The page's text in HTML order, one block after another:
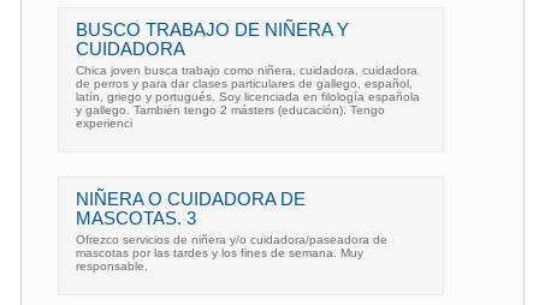
BUSCO TRABAJO DE NIÑERA Y
CUIDADORA
Chica joven busca trabajo como niñera, cuidadora, cuidadora
de perros y para dar clases particulares de gallego, español,
latín, griego y portugués. Soy licenciada en filología española
y gallego. También tengo 2 másters (educación). Tengo
experienci
NIÑERA O CUIDADORA DE
MASCOTAS. 3
Ofrezco servicios de niñera y/o cuidadora/paseadora de
mascotas por las tardes y los fines de semana. Muy
responsable.